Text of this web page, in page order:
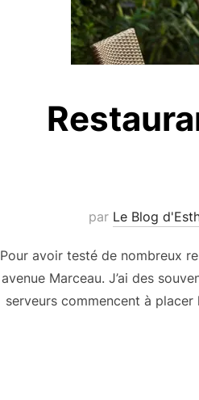
par Le Blog
Pour avoir testé de nombreux
avenue Marceau. J’ai des
serveurs commencent à